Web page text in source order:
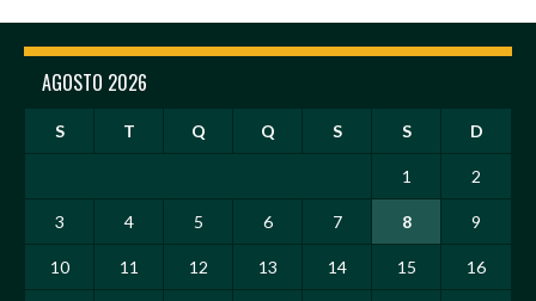
AGOSTO 2026
S T Q Q S S D
1 2
3 4 5 6 7 8 9
10 11 12 13 14 15 16